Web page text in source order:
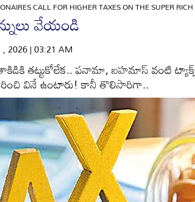
CALL FOR HIGHER TAXES ON THE SUPER
వేయండి
2026 | 03:21 AM
తాకిడికి తట్టుకోలేక.. పనామా, బహమాస్‌ వంటి
వినే ఉంటారు! కానీ తొలిసారిగా..